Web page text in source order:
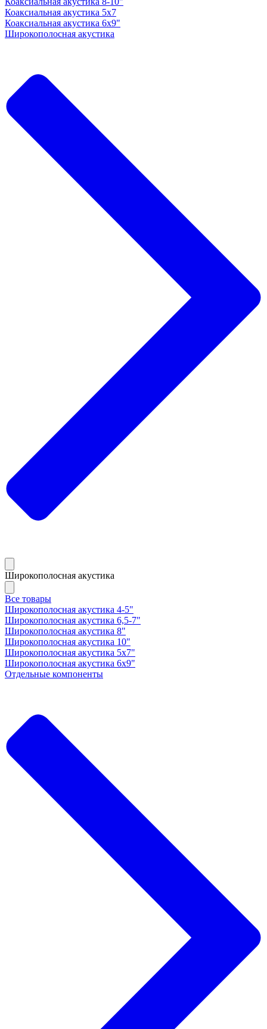
Коаксиальная акустика 5x7
Коаксиальная акустика 6х9"
Широкополосная акустика
Широкополосная акустика
Все товары
Широкополосная акустика 4-5"
Широкополосная акустика 6,5-7"
Широкополосная акустика 8"
Широкополосная акустика 10"
Широкополосная акустика 5х7"
Широкополосная акустика 6х9"
Отдельные компоненты